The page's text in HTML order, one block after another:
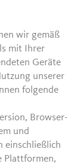
wir gemäß
mit Ihrer
Geräte
unserer
folgende
Browser-
und
einschließlich
Plattformen,